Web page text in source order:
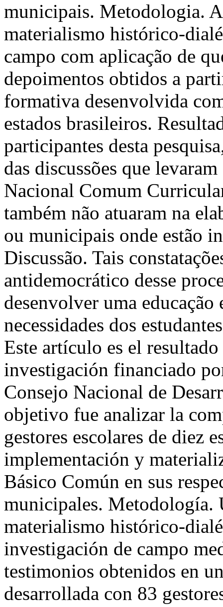
municipais. Metodologia.
materialismo histórico-
campo com aplicação de
depoimentos obtidos a
formativa desenvolvida
estados brasileiros.
participantes desta
das discussões que
Nacional Comum
também não atuaram na
ou municipais onde estão
Discussão. Tais
antidemocrático desse
desenvolver uma educação
necessidades dos
Este artículo es el
investigación financiado
Consejo Nacional de
objetivo fue analizar la
gestores escolares de diez
implementación y
Básico Común en sus
municipales. Metodología.
materialismo histórico-
investigación de campo
testimonios obtenidos en
desarrollada con 83